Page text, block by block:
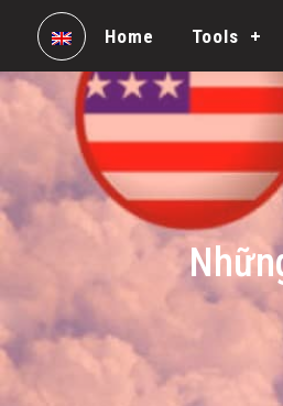
Home Tools